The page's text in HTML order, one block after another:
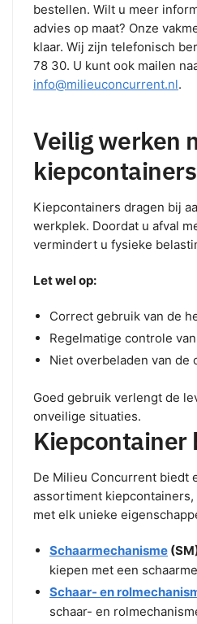
bestellen. Wilt u meer
advies op maat? Onze
klaar. Wij zijn telefonisch
78 30. U kunt ook mailen
info@milieuconcurrent.nl.
Veilig werken
kiepcontainers
Kiepcontainers dragen bij
werkplek. Doordat u afval
vermindert u fysieke
Let wel op:
Correct gebruik van de
Regelmatige controle
Niet overbeladen van de
Goed gebruik verlengt de
onveilige situaties.
Kiepcontainer
De Milieu Concurrent biedt
assortiment
met elk unieke
Schaarmechanisme
kiepen met een
Schaar- en
schaar- en